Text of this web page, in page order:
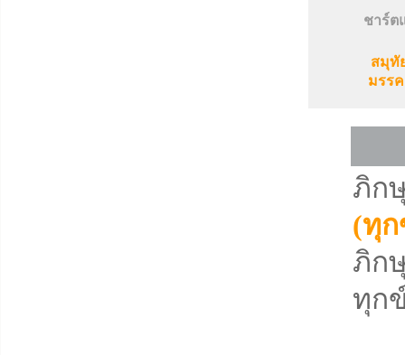
ชาร์ต
สมุทั
มรร
ภิก
(ทุ
ภิก
ทุก